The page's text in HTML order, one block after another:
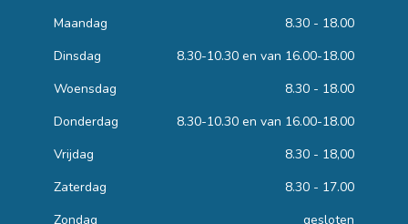
Maandag
8.30 - 18.00
Dinsdag
8.30-10.30 en van 16.00-18.00
Woensdag
8.30 - 18.00
Donderdag
8.30-10.30 en van 16.00-18.00
Vrijdag
8.30 - 18,00
Zaterdag
8.30 - 17.00
Zondag
gesloten